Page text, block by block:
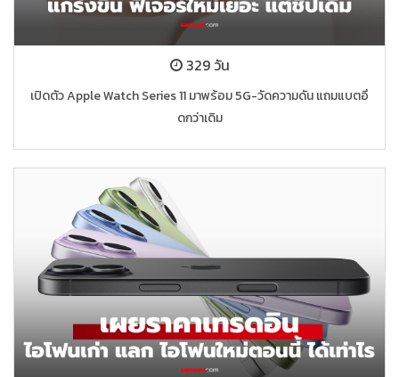
329 วัน
เปิดตัว Apple Watch Series 11 มาพร้อม 5G-วัดความดัน แถมแบตอึ
ดกว่าเดิม